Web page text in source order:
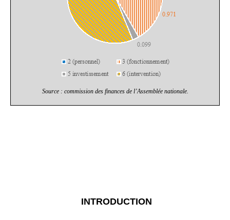
Source : commission des finances de l’Assemblée nationale.
INTRODUCTION